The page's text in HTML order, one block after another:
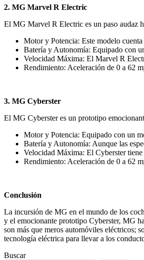
2. MG Marvel R Electric
El MG Marvel R Electric es un paso audaz
Motor y Potencia: Este modelo
Batería y Autonomía: Equipado con
Velocidad Máxima: El Marvel R
Rendimiento: Aceleración de 0 a 62
3. MG Cyberster
El MG Cyberster es un prototipo
Motor y Potencia: Equipado con un
Batería y Autonomía: Aunque las
Velocidad Máxima: El Cyberster
Rendimiento: Aceleración de 0 a 62
Conclusión
La incursión de MG en el mundo de los
y el emocionante prototipo Cyberster, MG
son más que meros automóviles eléctricos;
tecnología eléctrica para llevar a los
Buscar